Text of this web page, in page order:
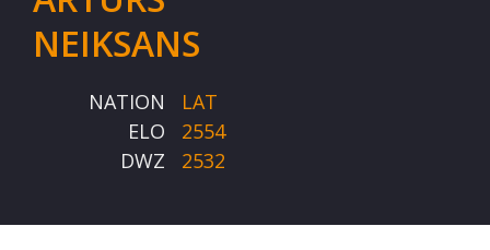
NEIKSANS
NATION
LAT
ELO
2554
DWZ
2532